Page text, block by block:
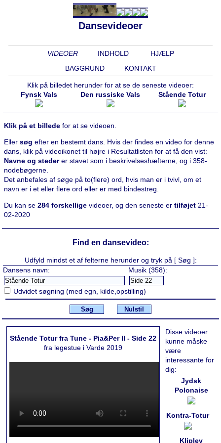
Dansevideoer
VIDEOER INDHOLD
HJÆLP
BAGGRUND
KONTAKT
Klik på billedet herunder for at se de seneste videoer:
Fynsk Vals
Den russiske Vals Stående Totur
Klik på et billede for at se videoen.
Eller søg efter en bestemt dans. Hvis der findes en video for denne
dans, klik på videoikonet til højre i Resultatlisten for at få den vist:
Navne og stederer stavet som i beskrivelseshæfterne, og i 358-
nodebøgerne.
Det anbefales af søge på to(flere) ord, hvis man er i tvivl, om et
navn er i et eller flere ord eller er med bindestreg.
Du kan se 284 forskellige videoer, og den seneste er tilføjet 21-
02-2020
Find en dansevideo:
Udfyld mindst et af felterne herunder og tryk på [ Søg ]:
Dansens navn:
Musik (358):
Udvidet søgning (med egn, kilde,opstilling)
Søg Nulstil
Disse videoer
kunne måske
være
interessante for
dig:
Jydsk
Polonaise
Kontra-Totur
Kliplev
Stående Totur fra Tune - Pia&Per II - Side 22
fra legestue i Varde 2019